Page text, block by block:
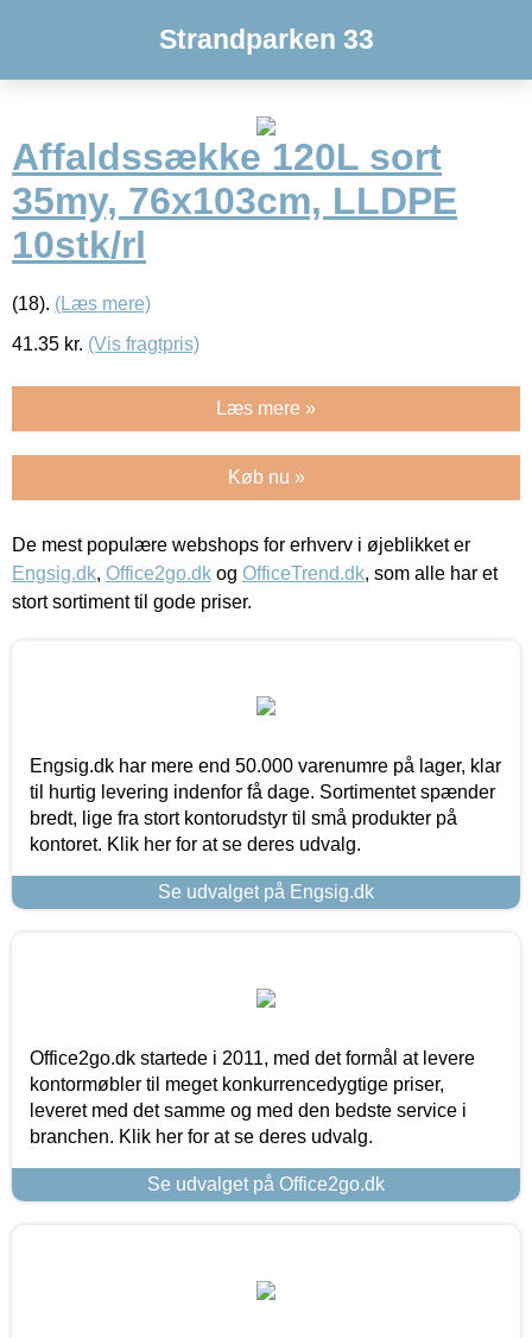
Strandparken 33
Affaldssække 120L sort
35my, 76x103cm, LLDPE
10stk/rl
(18). (Læs mere)
41.35 kr. (Vis fragtpris)
Læs mere »
Køb nu »
De mest populære webshops for erhverv i øjeblikket er
Engsig.dk, Office2go.dk og OfficeTrend.dk, som alle har et
stort sortiment til gode priser.
Engsig.dk har mere end 50.000 varenumre på lager, klar
til hurtig levering indenfor få dage. Sortimentet spænder
bredt, lige fra stort kontorudstyr til små produkter på
kontoret. Klik her for at se deres udvalg.
Se udvalget på Engsig.dk
Office2go.dk startede i 2011, med det formål at levere
kontormøbler til meget konkurrencedygtige priser,
leveret med det samme og med den bedste service i
branchen. Klik her for at se deres udvalg.
Se udvalget på Office2go.dk